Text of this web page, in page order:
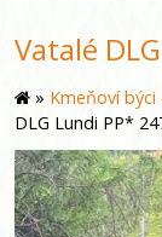
Vatalé
» Kmeňoví
DLG Lundi PP*